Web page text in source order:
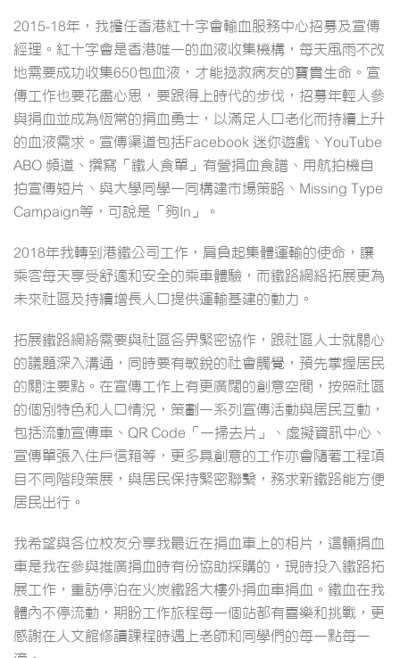
2015-18年，我擔任香港紅十字會輸血服務中心招募及宣傳
經理。紅十字會是香港唯一的血液收集機構，每天風雨不改
地需要成功收集650包血液，才能拯救病友的寶貴生命。宣
傳工作也要花盡心思，要跟得上時代的步伐，招募年輕人參
與捐血並成為恆常的捐血勇士，以滿足人口老化而持續上升
的血液需求。宣傳渠道包括Facebook 迷你遊戲、YouTube
ABO 頻道、撰寫「鐵人食單」有營捐血食譜、用航拍機自
拍宣傳短片、與大學同學一同構建市場策略、Missing Type
Campaign等，可說是「夠In」。
2018年我轉到港鐵公司工作，肩負起集體運輸的使命，讓
乘客每天享受舒適和安全的乘車體驗，而鐵路網絡拓展更為
未來社區及持續增長人口提供運輸基建的動力。
拓展鐵路網絡需要與社區各界緊密協作，跟社區人士就關心
的議題深入溝通，同時要有敏銳的社會觸覺，預先掌握居民
的關注要點。在宣傳工作上有更廣闊的創意空間，按照社區
的個別特色和人口情況，策劃一系列宣傳活動與居民互動，
包括流動宣傳車、QR Code「一掃去片」、虛擬資訊中心、
宣傳單張入住戶信箱等，更多具創意的工作亦會隨著工程項
目不同階段策展，與居民保持緊密聯繫，務求新鐵路能方便
居民出行。
我希望與各位校友分享我最近在捐血車上的相片，這輛捐血
車是我在參與推廣捐血時有份協助採購的，現時投入鐵路拓
展工作，重訪停泊在火炭鐵路大樓外捐血車捐血。鐵血在我
體內不停流動，期盼工作旅程每一個站都有喜樂和挑戰，更
感謝在人文館修讀課程時遇上老師和同學們的每一點每一